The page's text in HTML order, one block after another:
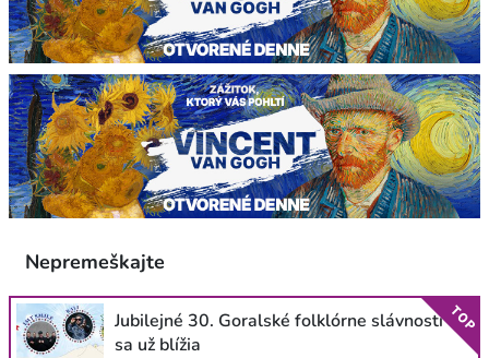
Nepremeškajte
Jubilejné 30. Goralské folklórne slávnosti
sa už blížia
TOP